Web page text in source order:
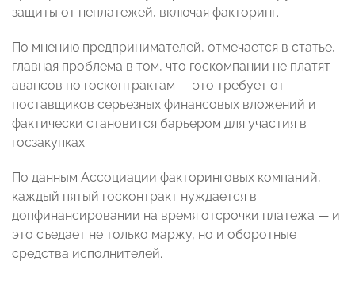
защиты от неплатежей, включая факторинг.
По мнению предпринимателей, отмечается в статье,
главная проблема в том, что госкомпании не платят
авансов по госконтрактам — это требует от
поставщиков серьезных финансовых вложений и
фактически становится барьером для участия в
госзакупках.
По данным Ассоциации факторинговых компаний,
каждый пятый госконтракт нуждается в
допфинансировании на время отсрочки платежа — и
это съедает не только маржу, но и оборотные
средства исполнителей.